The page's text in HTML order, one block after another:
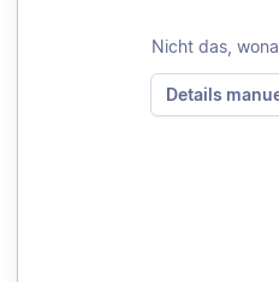
Nicht das,
Details